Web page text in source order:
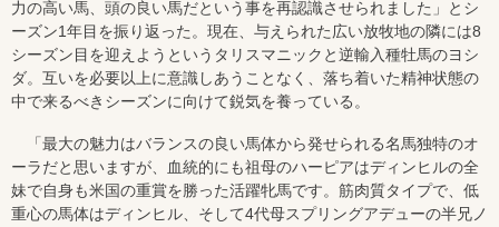
力の高い馬、頭の良い馬だという事を再認識させられました」とシ
ーズン1年目を振り返った。現在、与えられた広い放牧地の隣には8
シーズン目を迎えようというタリスマニックと逆輸入種牡馬のヨシ
ダ。互いを必要以上に意識しあうことなく、落ち着いた精神状態の
中で来るべきシーズンに向けて鋭気を養っている。
「最大の魅力はバランスの良い馬体から発せられる名馬独特のオ
ーラだと思いますが、血統的にも祖母のハーピアはディンヒルの全
妹で自身も米国の重賞を勝った活躍牝馬です。筋肉質タイプで、低
重心の馬体はディンヒル、そして4代母スプリングアデューの半兄ノ